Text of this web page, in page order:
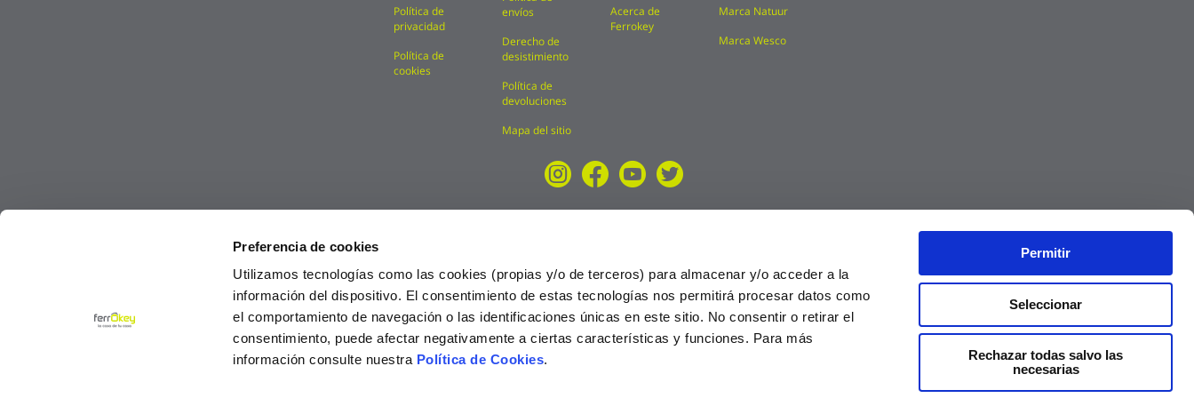
Preferencia de cookies
Utilizamos tecnologías como las cookies (propias y/o de terceros) para almacenar y/o acceder a la
información del dispositivo. El consentimiento de estas tecnologías nos permitirá procesar datos como
el comportamiento de navegación o las identificaciones únicas en este sitio. No consentir o retirar el
consentimiento, puede afectar negativamente a ciertas características y funciones. Para más
información consulte nuestra Política de Cookies.
Permitir
Seleccionar
Rechazar todas salvo las
necesarias
Política de
privacidad
Política de
cookies
envíos
Derecho de
desistimiento
Política de
devoluciones
Mapa del sitio
Acerca de
Ferrokey
Marca Natuur
Marca Wesco